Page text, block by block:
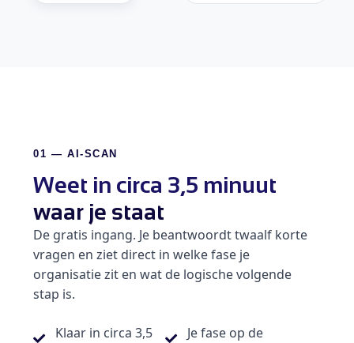
01 — AI-SCAN
Weet in circa 3,5 minuut
waar je staat
De gratis ingang. Je beantwoordt twaalf korte
vragen en ziet direct in welke fase je
organisatie zit en wat de logische volgende
stap is.
Klaar in circa 3,5
Je fase op de